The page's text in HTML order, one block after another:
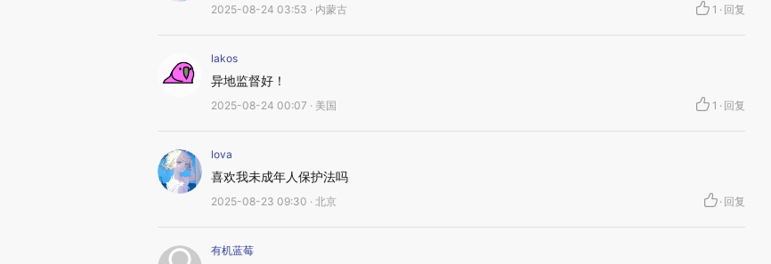
2025-08-24 03:53 · 内蒙古 1 · 回复
lakos
异地监督好！
2025-08-24 00:07 · 美国 1 · 回复
lova
喜欢我未成年人保护法吗
2025-08-23 09:30 · 北京 · 回复
有机蓝莓